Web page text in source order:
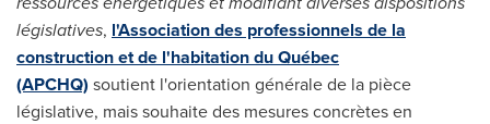
législatives, l'Association des professionnels de la
construction et de l'habitation du Québec
(APCHQ) soutient l'orientation générale de la pièce
législative, mais souhaite des mesures concrètes en